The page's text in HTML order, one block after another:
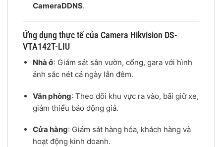
CameraDDNS.
Ứng dụng thực tế của Camera Hikvision DS-
VTA142T-LIU
Nhà ở: Giám sát sân vườn, cổng, gara với hình
ảnh sắc nét cả ngày lẫn đêm.
Văn phòng: Theo dõi khu vực ra vào, bãi giữ xe,
giảm thiểu báo động giả.
Cửa hàng: Giám sát hàng hóa, khách hàng và
hoạt động kinh doanh.